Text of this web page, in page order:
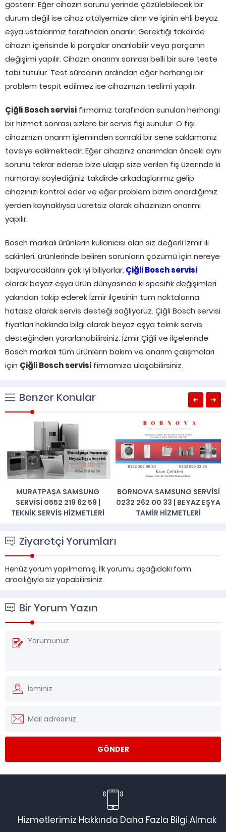
gösterir. Eğer cihazın sorunu yerinde çözülebilecek bir
durum değil ise cihaz atölyemize alınır ve işinin ehli beyaz
eşya ustalarımız tarafından onarılır. Gerektiği takdirde
cihazın içerisinde ki parçalar onarılabilir veya parçanın
değişimi yapılır. Cihazın onarımı sonrası belli bir süre teste
tabi tutulur. Test sürecinin ardından eğer herhangi bir
problem tespit edilmez ise cihazınızın teslimi yapılır.
Çiğli Bosch servisi firmamız tarafından sunulan herhangi
bir hizmet sonrası sizlere bir servis fişi sunulur. O fişi
cihazınızın onarım işleminden sonraki bir sene saklamanız
tavsiye edilmektedir. Eğer cihazınız onarımdan önceki aynı
sorunu tekrar ederse bize ulaşıp size verilen fiş üzerinde ki
numarayı söylediğiniz takdirde arkadaşlarımız gelip
cihazınızı kontrol eder ve eğer problem bizim onardığımız
yerden kaynaklıysa ücretsiz olarak cihazınızın onarımı
yapılır.
Bosch markalı ürünlerin kullanıcısı olan siz değerli İzmir ili
sakinleri, ürünlerinde beliren sorunların çözümü için nereye
başvuracaklarını çok iyi biliyorlar. Çiğli Bosch servisi
olarak beyaz eşya ürün dünyasında ki spesifik değişimleri
yakından takip ederek İzmir ilçesinin tüm noktalarına
hatasız olarak servis desteği sağlıyoruz. Çiğli Bosch servisi
fiyatları hakkında bilgi alarak beyaz eşya teknik servis
desteğinden yararlanabilirsiniz. İzmir Çiğli ve ilçelerinde
Bosch markalı tüm ürünlerin bakım ve onarım çalışmaları
için Çiğli Bosch servisi firmamıza ulaşabilirsiniz.
Benzer Konular
MURATPAŞA SAMSUNG
SERVISI 0552 219 62 59 |
TEKNIK SERVIS HIZMETLERI
BORNOVA SAMSUNG SERVISI
0232 262 00 33 | BEYAZ EŞYA
TAMIR HIZMETLERI
Ziyaretçi Yorumları
Henüz yorum yapılmamış. İlk yorumu aşağıdaki form
aracılığıyla siz yapabilirsiniz.
Bir Yorum Yazın
Hizmetlerimiz Hakkında Daha Fazla Bilgi Almak